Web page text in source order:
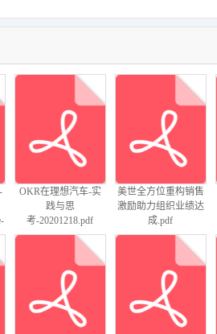
OKR在理想汽车-实
践与思
考-20201218.pdf
美世全方位重构销售
激励助力组织业绩达
成.pdf